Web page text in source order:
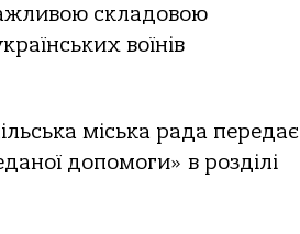
складовою
воїнів
міська рада передає
допомоги» в розділі